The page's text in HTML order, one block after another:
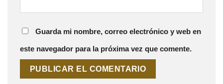
Guarda mi nombre, correo electrónico y web en
este navegador para la próxima vez que comente.